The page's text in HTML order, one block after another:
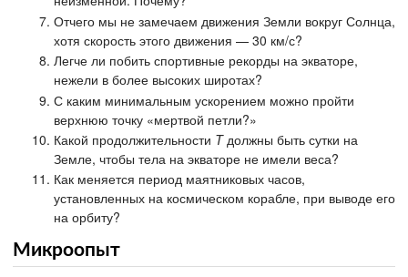
Отчего мы не замечаем движения Земли вокруг Солнца,
хотя скорость этого движения — 30 км/с?
Легче ли побить спортивные рекорды на экваторе,
нежели в более высоких широтах?
С каким минимальным ускорением можно пройти
верхнюю точку «мертвой петли?»
Какой продолжительности Tдолжны быть сутки на
Земле, чтобы тела на экваторе не имели веса?
Как меняется период маятниковых часов,
установленных на космическом корабле, при выводе его
на орбиту?
Микроопыт